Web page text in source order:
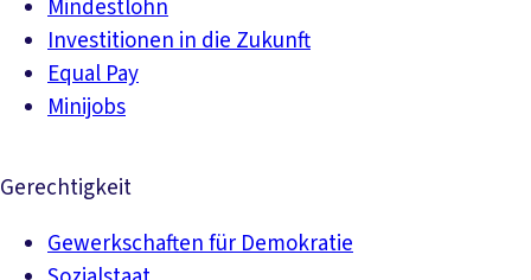
Mindestlohn
Investitionen in die Zukunft
Equal Pay
Minijobs
Gerechtigkeit
Gewerkschaften für Demokratie